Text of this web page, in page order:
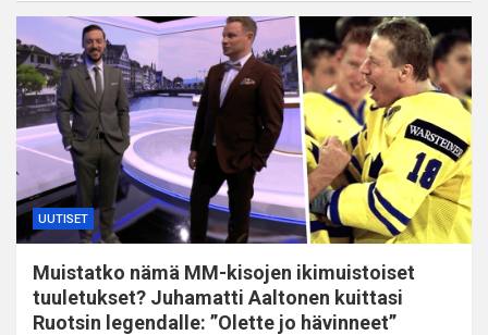
UUTISET
Muistatko nämä MM-kisojen ikimuistoiset
tuuletukset? Juhamatti Aaltonen kuittasi
Ruotsin legendalle: ”Olette jo hävinneet”